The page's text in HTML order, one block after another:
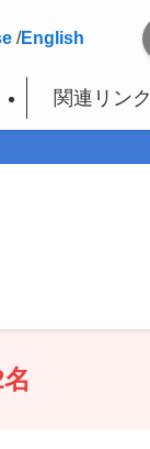
関連リンク
/English